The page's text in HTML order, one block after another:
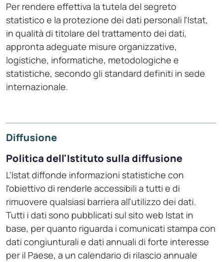
Per rendere effettiva la tutela del segreto
statistico e la protezione dei dati personali l'Istat,
in qualità di titolare del trattamento dei dati,
appronta adeguate misure organizzative,
logistiche, informatiche, metodologiche e
statistiche, secondo gli standard definiti in sede
internazionale.
Diffusione
Politica dell'Istituto sulla diffusione
L'Istat diffonde informazioni statistiche con
l'obiettivo di renderle accessibili a tutti e di
rimuovere qualsiasi barriera all'utilizzo dei dati.
Tutti i dati sono pubblicati sul sito web Istat in
base, per quanto riguarda i comunicati stampa con
dati congiunturali e dati annuali di forte interesse
per il Paese, a un calendario di rilascio annuale